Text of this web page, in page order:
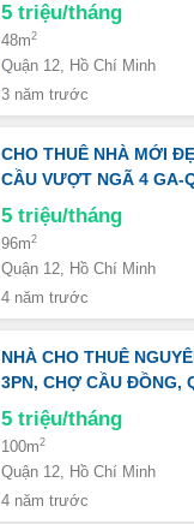
5 triệu/tháng
48m2
Quận 12, Hồ Chí Minh
3 năm trước
CHO THUÊ NHÀ MỚI
CẦU VƯỢT NGÃ 4 GA-
5 triệu/tháng
96m2
Quận 12, Hồ Chí Minh
4 năm trước
NHÀ CHO THUÊ
3PN, CHỢ CẦU ĐỒNG,
5 triệu/tháng
100m2
Quận 12, Hồ Chí Minh
4 năm trước